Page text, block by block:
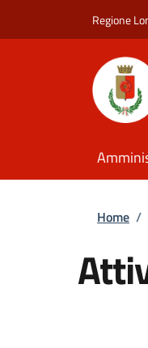
Regione
Home /